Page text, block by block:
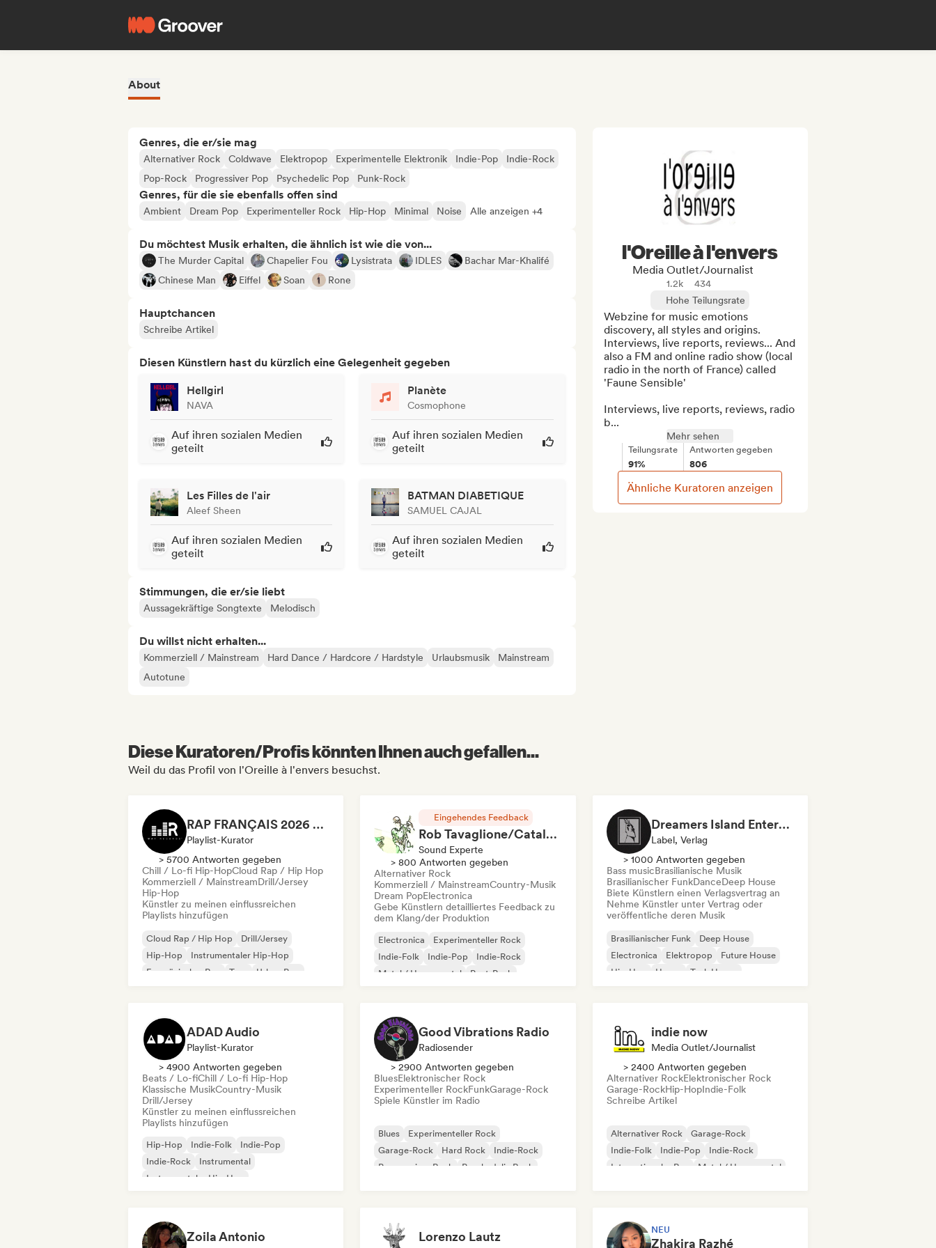
About
Genres, die er/sie mag
Alternativer Rock Coldwave Elektropop Experimentelle Elektronik Indie-Pop
Indie-Rock
Pop-Rock
Progressiver Pop Psychedelic Pop Punk-Rock
Genres, für die sie ebenfalls offen sind
Ambient Dream Pop Experimenteller Rock Hip-Hop Minimal Noise Alle anzeigen +4
Du möchtest Musik erhalten, die ähnlich ist wie die von...
The Murder Capital Chapelier Fou Lysistrata IDLES
Bachar Mar-Khalifé
Chinese Man
Eiffel Soan Rone
Hauptchancen
Schreibe Artikel
Diesen Künstlern hast du kürzlich eine Gelegenheit gegeben
Hellgirl
NAVA
Auf ihren sozialen Medien
geteilt
Planète
Cosmophone
Auf ihren sozialen Medien
geteilt
Les Filles de l'air
Aleef Sheen
Auf ihren sozialen Medien
geteilt
BATMAN DIABETIQUE
SAMUEL CAJAL
Auf ihren sozialen Medien
geteilt
Stimmungen, die er/sie liebt
Aussagekräftige Songtexte Melodisch
Du willst nicht erhalten...
Kommerziell / Mainstream Hard Dance / Hardcore / Hardstyle Urlaubsmusik
Mainstream
Autotune
l'Oreille à l'envers
Media Outlet/Journalist
1.2k
434
Hohe Teilungsrate
Webzine for music emotions
discovery, all styles and origins.
Interviews, live reports, reviews... And
also a FM and online radio show (local
radio in the north of France) called
'Faune Sensible'
Interviews, live reports, reviews, radio
b...
Mehr sehen
Teilungsrate
91%
Antworten gegeben
806
Ähnliche Kuratoren anzeigen
Diese Kuratoren/Profis könnten Ihnen auch gefallen...
Weil du das Profil von l'Oreille à l'envers besuchst.
RAP FRANÇAIS 2026 🔥🇫🇷 (Way Records)
Playlist-Kurator
> 5700 Antworten gegeben
Chill / Lo-fi Hip-HopCloud Rap / Hip Hop
Kommerziell / MainstreamDrill/Jersey
Hip-Hop
Künstler zu meinen einflussreichen
Playlists hinzufügen
Cloud Rap / Hip Hop
Drill/Jersey
Hip-Hop
Instrumentaler Hip-Hop
Französischer Rap
Trap
Urban Pop
Eingehendes Feedback
Rob Tavaglione/Catalyst Recording
Sound Experte
> 800 Antworten gegeben
Alternativer Rock
Kommerziell / MainstreamCountry-Musik
Dream PopElectronica
Gebe Künstlern detailliertes Feedback zu
dem Klang/der Produktion
Electronica
Experimenteller Rock
Indie-Folk
Indie-Pop
Indie-Rock
Metal / Heavy metal
Post-Punk
Dreamers Island Entertainment
Label, Verlag
> 1000 Antworten gegeben
Bass musicBrasilianische Musik
Brasilianischer FunkDanceDeep House
Biete Künstlern einen Verlagsvertrag an
Nehme Künstler unter Vertrag oder
veröffentliche deren Musik
Brasilianischer Funk
Deep House
Electronica
Elektropop
Future House
Hip-Hop
House Tech House
ADAD Audio
Playlist-Kurator
> 4900 Antworten gegeben
Beats / Lo-fiChill / Lo-fi Hip-Hop
Klassische MusikCountry-Musik
Drill/Jersey
Künstler zu meinen einflussreichen
Playlists hinzufügen
Hip-Hop Indie-Folk
Indie-Pop
Indie-Rock
Instrumental
Instrumentaler Hip-Hop
Good Vibrations Radio
Radiosender
> 2900 Antworten gegeben
BluesElektronischer Rock
Experimenteller RockFunkGarage-Rock
Spiele Künstler im Radio
Blues
Experimenteller Rock
Garage-Rock
Hard Rock
Indie-Rock
Progressiver Rock
Psychedelic Rock
indie now
Media Outlet/Journalist
> 2400 Antworten gegeben
Alternativer RockElektronischer Rock
Garage-RockHip-HopIndie-Folk
Schreibe Artikel
Alternativer Rock
Garage-Rock
Indie-Folk
Indie-Pop
Indie-Rock
Internationaler Rap
Metal / Heavy metal
Zoila Antonio Lorenzo Lautz NEU
Zhakira Razhé